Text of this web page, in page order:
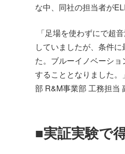
な中、同社の担当者が
「足場を使わずにで超
していましたが、条件
た。ブルーイノベーシ
することとなりました
部 R&M事業部 工務担当
■実証実験で